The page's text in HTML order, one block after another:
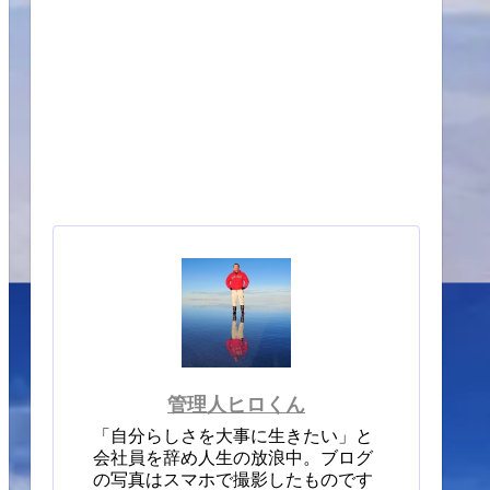
管理人ヒロくん
「自分らしさを大事に生きたい」と
会社員を辞め人生の放浪中。ブログ
の写真はスマホで撮影したものです